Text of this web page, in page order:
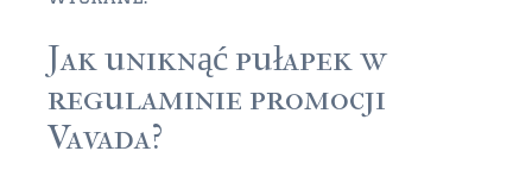
Jak uniknąć pułapek w
regulaminie promocji
Vavada?